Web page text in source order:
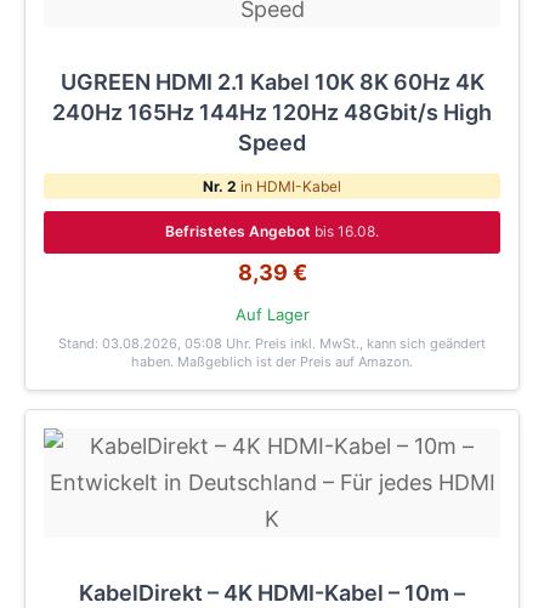
UGREEN HDMI 2.1 Kabel 10K 8K 60Hz 4K
240Hz 165Hz 144Hz 120Hz 48Gbit/s High
Speed
Nr. 2 in HDMI-Kabel
Befristetes Angebot bis 16.08.
8,39 €
Auf Lager
Stand: 03.08.2026, 05:08 Uhr. Preis inkl. MwSt., kann sich geändert
haben. Maßgeblich ist der Preis auf Amazon.
KabelDirekt – 4K HDMI-Kabel – 10m –